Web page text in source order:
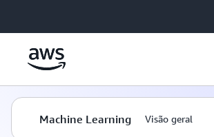
Machine Learning Visão geral